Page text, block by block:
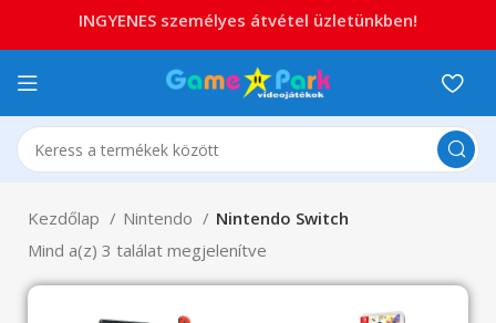
Kezdőlap Nintendo
Nintendo Switch
Mind a(z) 3 találat megjelenítve
INGYENES személyes átvétel üzletünkben!